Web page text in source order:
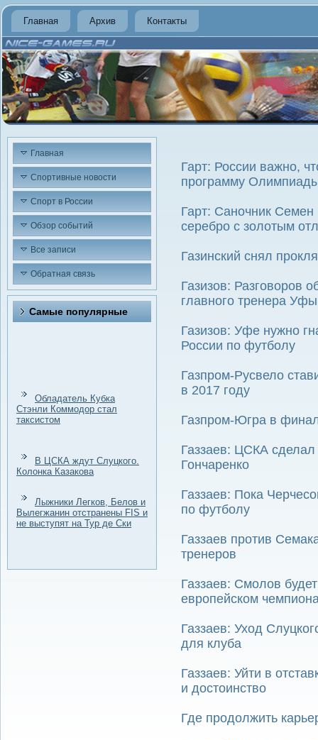
Главная Архив Контакты
Главная
Спортивные новости
Спорт в России
Обзор событий
Все записи
Обратная связь
Самые популярные
Обладатель Кубка
Стэнли Коммодор стал
таксистом
В ЦСКА ждут Слуцкого.
Колонка Казакова
Лыжники Легков, Белов и
Вылегжанин отстранены FIS и
не выступят на Тур де Ски
Гарт: России важно,
программу
Гарт: Саночник
серебро с золотым
Газинский снял
Газизов: Разговоров
главного тренера
Газизов: Уфе нужно
России по футболу
Газпром-Русвело
в 2017 году
Газпром-Югра в
Газзаев: ЦСКА
Гончаренко
Газзаев: Пока
по футболу
Газзаев против
тренеров
Газзаев: Смолов
европейском
Газзаев: Уход
для клуба
Газзаев: Уйти в
и достоинство
Где продолжить